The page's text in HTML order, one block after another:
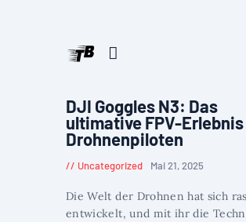
DJI Goggles N3: Das
ultimative FPV-
Drohnenpiloten
Uncategorized Mai 21, 2025
Die Welt der Drohnen hat sich
entwickelt, und mit ihr die